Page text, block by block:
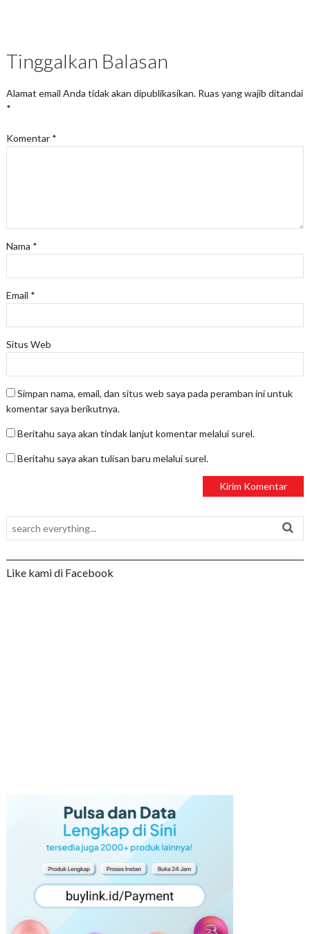
Tinggalkan Balasan
Alamat email Anda tidak akan dipublikasikan. Ruas yang wajib ditandai
*
Komentar *
Nama *
Email *
Situs Web
Simpan nama, email, dan situs web saya pada peramban ini untuk
komentar saya berikutnya.
Beritahu saya akan tindak lanjut komentar melalui surel.
Beritahu saya akan tulisan baru melalui surel.
Like kami di Facebook